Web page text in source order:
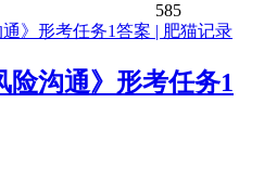
585
险沟通》形考任务1